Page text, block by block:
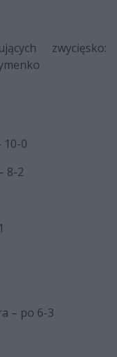
zwycięsko:
10-0
8-2
– po 6-3